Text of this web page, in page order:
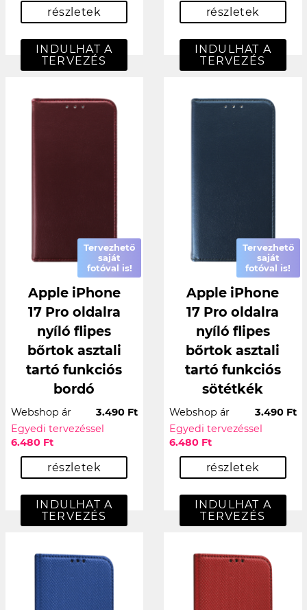
részletek
INDULHAT A
TERVEZÉS
részletek
INDULHAT A
TERVEZÉS
Tervezhető
saját
fotóval is!
Apple iPhone
17 Pro oldalra
nyíló flipes
bőrtok asztali
tartó funkciós
bordó
Webshop ár
3.490 Ft
Egyedi tervezéssel
6.480 Ft
részletek
INDULHAT A
TERVEZÉS
Tervezhető
saját
fotóval is!
Apple iPhone
17 Pro oldalra
nyíló flipes
bőrtok asztali
tartó funkciós
sötétkék
Webshop ár
3.490 Ft
Egyedi tervezéssel
6.480 Ft
részletek
INDULHAT A
TERVEZÉS